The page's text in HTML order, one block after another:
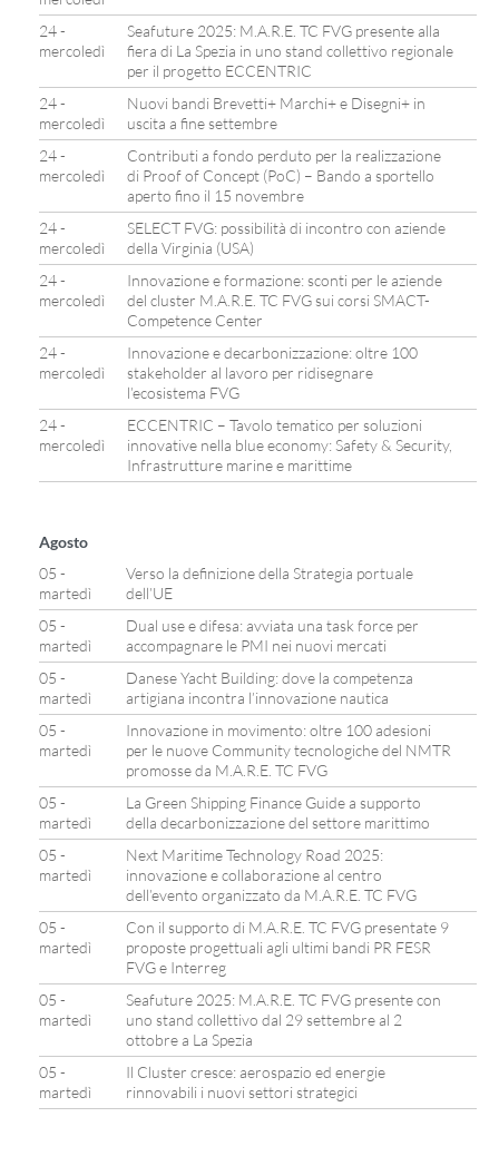
24 -
mercoledì
Seafuture 2025: M.A.R.E. TC FVG presente alla
fiera di La Spezia in uno stand collettivo regionale
per il progetto ECCENTRIC
24 -
mercoledì
Nuovi bandi Brevetti+ Marchi+ e Disegni+ in
uscita a fine settembre
24 -
mercoledì
Contributi a fondo perduto per la realizzazione
di Proof of Concept (PoC) – Bando a sportello
aperto fino il 15 novembre
24 -
mercoledì
SELECT FVG: possibilità di incontro con aziende
della Virginia (USA)
24 -
mercoledì
Innovazione e formazione: sconti per le aziende
del cluster M.A.R.E. TC FVG sui corsi SMACT-
Competence Center
24 -
mercoledì
Innovazione e decarbonizzazione: oltre 100
stakeholder al lavoro per ridisegnare
l’ecosistema FVG
24 -
mercoledì
ECCENTRIC – Tavolo tematico per soluzioni
innovative nella blue economy: Safety & Security,
Infrastrutture marine e marittime
Agosto
05 -
martedì
Verso la definizione della Strategia portuale
dell’UE
05 -
martedì
Dual use e difesa: avviata una task force per
accompagnare le PMI nei nuovi mercati
05 -
martedì
Danese Yacht Building: dove la competenza
artigiana incontra l’innovazione nautica
05 -
martedì
Innovazione in movimento: oltre 100 adesioni
per le nuove Community tecnologiche del NMTR
promosse da M.A.R.E. TC FVG
05 -
martedì
La Green Shipping Finance Guide a supporto
della decarbonizzazione del settore marittimo
05 -
martedì
Next Maritime Technology Road 2025:
innovazione e collaborazione al centro
dell’evento organizzato da M.A.R.E. TC FVG
05 -
martedì
Con il supporto di M.A.R.E. TC FVG presentate 9
proposte progettuali agli ultimi bandi PR FESR
FVG e Interreg
05 -
martedì
Seafuture 2025: M.A.R.E. TC FVG presente con
uno stand collettivo dal 29 settembre al 2
ottobre a La Spezia
05 -
martedì
Il Cluster cresce: aerospazio ed energie
rinnovabili i nuovi settori strategici